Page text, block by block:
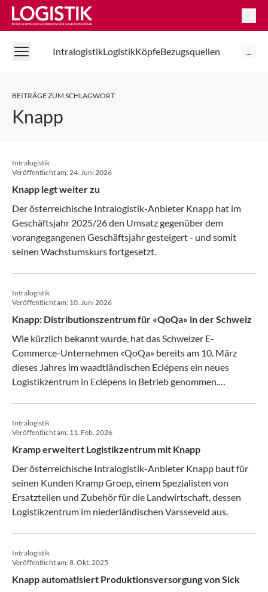
Logistik Online
IntralogistikLogistikKöpfeBezugsquellen ...
BEITRÄGE ZUM SCHLAGWORT:
Knapp
Intralogistik
Veröffentlicht am:24. Juni 2026
Knapp legt weiter zu
Der österreichische Intralogistik-Anbieter Knapp hat im
Geschäftsjahr 2025/26 den Umsatz gegenüber dem
vorangegangenen Geschäftsjahr gesteigert - und somit
seinen Wachstumskurs fortgesetzt.
Intralogistik
Veröffentlicht am: 10. Juni 2026
Knapp: Distributionszentrum für «QoQa» in der Schweiz
Wie kürzlich bekannt wurde, hat das Schweizer E-
Commerce-Unternehmen «QoQa» bereits am 10. März
dieses Jahres im waadtländischen Eclépens ein neues
Logistikzentrum in Eclépens in Betrieb genommen.
Intralogistik-Spezialisten von Knapp.
Intralogistik
Veröffentlicht am: 11. Feb. 2026
Kramp erweitert Logistikzentrum mit Knapp
Der österreichische Intralogistik-Anbieter Knapp baut für
seinen Kunden Kramp Groep, einem Spezialisten von
Ersatzteilen und Zubehör für die Landwirtschaft, dessen
Logistikzentrum im niederländischen Varsseveld aus.
Intralogistik
Veröffentlicht am:8. Okt. 2025
Knapp automatisiert Produktionsversorgung von Sick